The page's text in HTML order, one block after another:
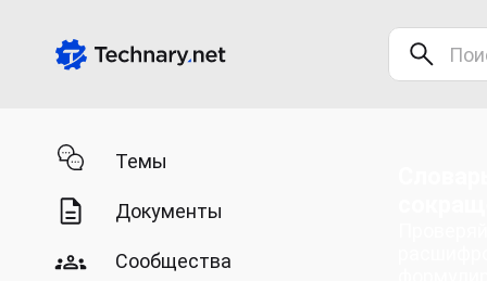
Темы
Документы
Сообщества